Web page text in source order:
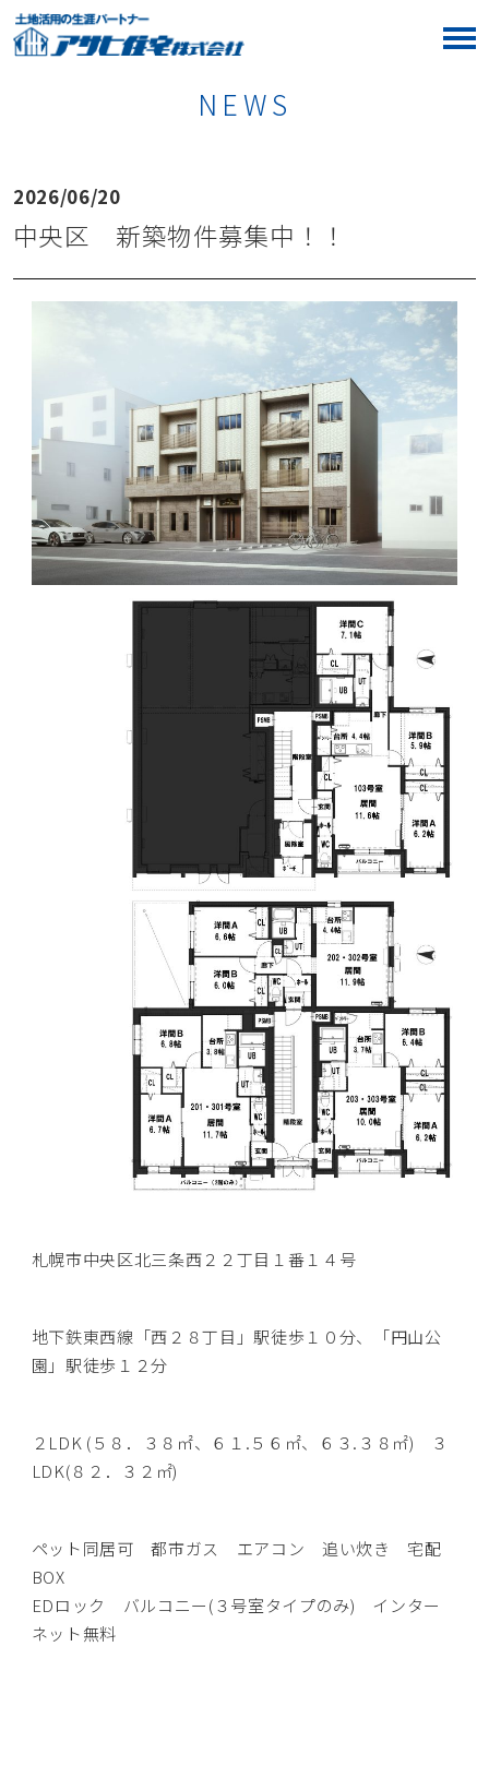
NEWS
2026/06/20
中央区 新築物件募集中！！
札幌市中央区北三条西２２丁目１番１４号
地下鉄東西線「西２８丁目」駅徒歩１０分、「円山公
園」駅徒歩１２分
２LDK (５８．３８㎡、６１.５６㎡、６３.３８㎡) ３
LDK(８２．３２㎡)
ペット同居可 都市ガス エアコン 追い炊き 宅配
BOX
EDロック バルコニー(３号室タイプのみ) インター
ネット無料